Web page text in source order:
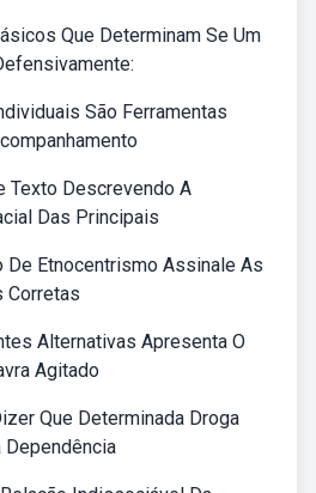
Que Determinam Se Um
São Ferramentas
Texto Descrevendo A
Das Principais
De Etnocentrismo Assinale As
Corretas
Alternativas Apresenta O
Agitado
Que Determinada Droga
Dependência